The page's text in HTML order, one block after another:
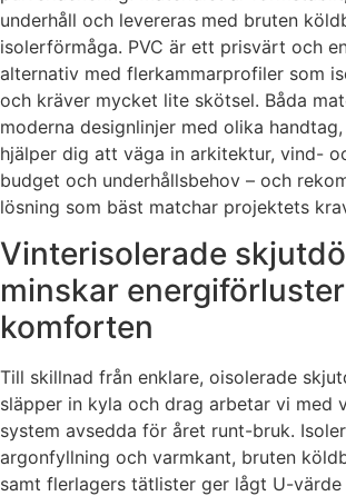
underhåll och levereras med bruten
isolerförmåga. PVC är ett prisvärt och
alternativ med flerkammarprofiler som
och kräver mycket lite skötsel. Båda
moderna designlinjer med olika
hjälper dig att väga in arkitektur, vind-
budget och underhållsbehov – och
lösning som bäst matchar projektets
Vinterisolerade
minskar
komforten
Till skillnad från enklare, oisolerade
släpper in kyla och drag arbetar vi med
system avsedda för året runt-bruk.
argonfyllning och varmkant, bruten
samt flerlagers tätlister ger lågt U-